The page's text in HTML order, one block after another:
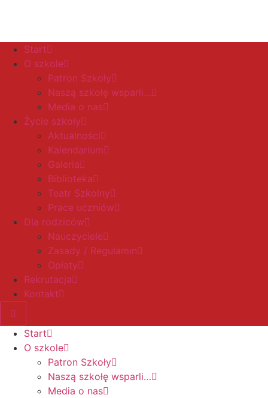
Start
O szkole
Patron Szkoły
Naszą szkołę wsparli…
Media o nas
Życie szkoły
Aktualności
Kalendarium
Galeria
Biblioteka
Teatr Szkolny
Prace uczniów
Dla rodziców
Nauczyciele
Zasady / Regulamin
Opłaty
Rekrutacja
Kontakt
Start
O szkole
Patron Szkoły
Naszą szkołę wsparli…
Media o nas